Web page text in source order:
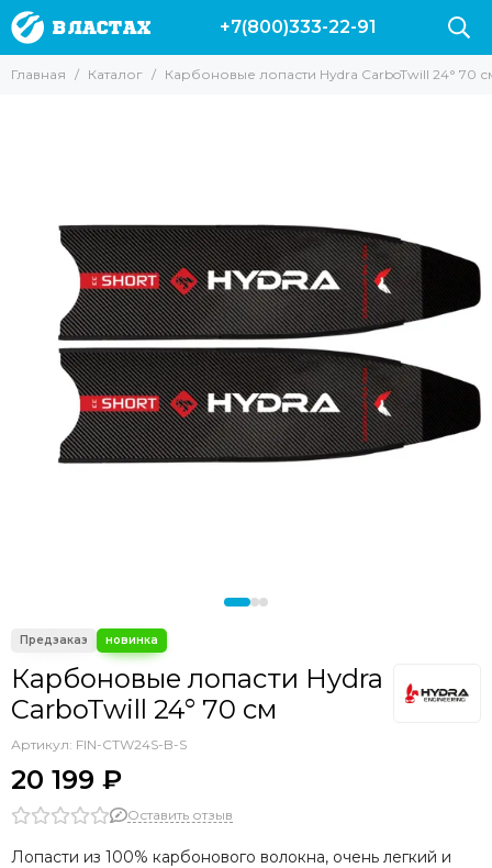
+7(800)333-22-91
Главная Каталог Карбоновые лопасти Hydra CarboTwill 24° 70
Карбоновые лопасти Hydra
CarboTwill 24° 70 см
Артикул: FIN-CTW24S-B-S
20 199 ₽
Оставить отзыв
Лопасти из 100% карбонового волокна, очень легкий и